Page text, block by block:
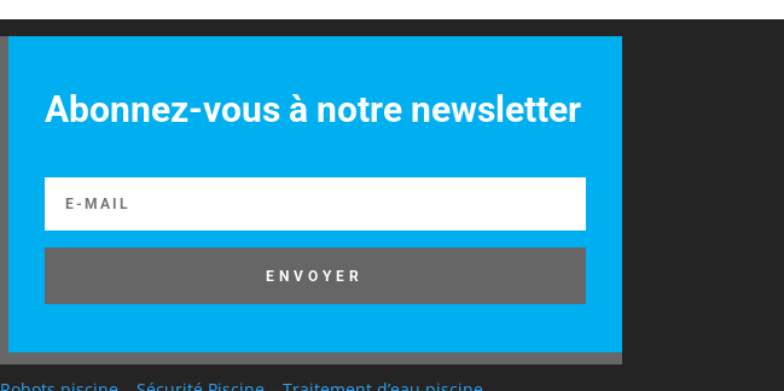
Abonnez-vous à notre newsletter
ENVOYER